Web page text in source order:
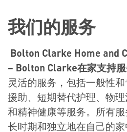
我们的服务
Bolton Clarke Home and
– Bolton Clarke在家支持服
灵活的服务，包括一般性
援助、短期替代护理、物
和精神健康等服务。所有
长时期和独立地在自己的家